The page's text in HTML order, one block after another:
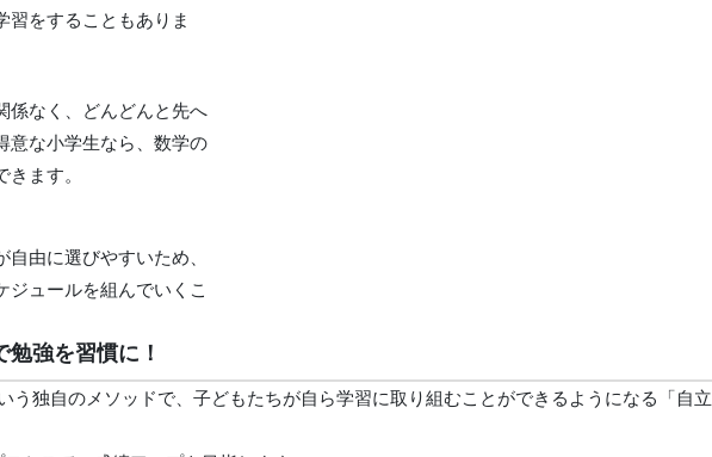
習をすることもありま
係なく、どんどんと先へ
意な小学生なら、数学の
ます。
由に選びやすいため、
ジュールを組んでいくこ
強を習慣に！
う独自のメソッドで、子どもたちが自ら学習に取り組むことができるようになる「自立